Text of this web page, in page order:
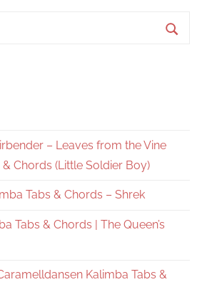
– Leaves from the Vine
Chords (Little Soldier Boy)
Tabs & Chords – Shrek
Tabs & Chords | The Queen’s
Kalimba Tabs &